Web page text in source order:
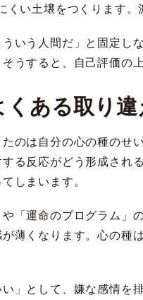
くい土壌をつくります。
いう人間だ」と固定
うすると、自己評価の
ある取り違
のは自分の心の種のせ
る反応がどう形成さ
しまいます。
「運命のプログラム」
薄くなります。心の種
」として、嫌な感情を